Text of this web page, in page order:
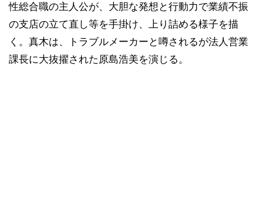
性総合職の主人公が、大胆な発想と行動力で業績不振
の支店の立て直し等を手掛け、上り詰める様子を描
く。真木は、トラブルメーカーと噂されるが法人営業
課長に大抜擢された原島浩美を演じる。